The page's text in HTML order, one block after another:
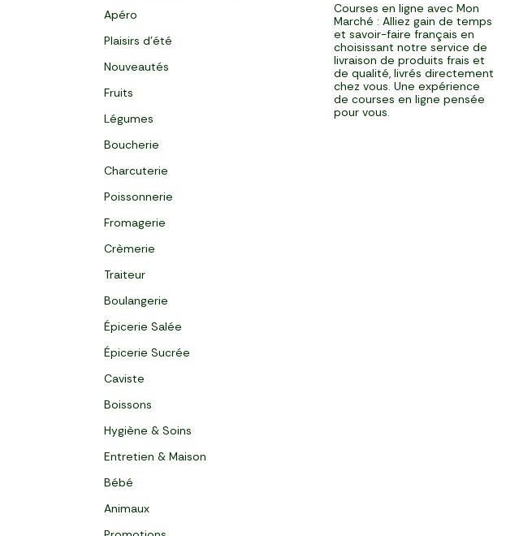
Apéro
Plaisirs d'été
Nouveautés
Fruits
Légumes
Boucherie
Charcuterie
Poissonnerie
Fromagerie
Crèmerie
Traiteur
Boulangerie
Épicerie Salée
Épicerie Sucrée
Caviste
Boissons
Hygiène & Soins
Entretien & Maison
Bébé
Animaux
Courses en ligne avec Mon
Marché : Alliez gain de temps
et savoir-faire français en
choisissant notre service de
livraison de produits frais et
de qualité, livrés directement
chez vous. Une expérience
de courses en ligne pensée
pour vous.